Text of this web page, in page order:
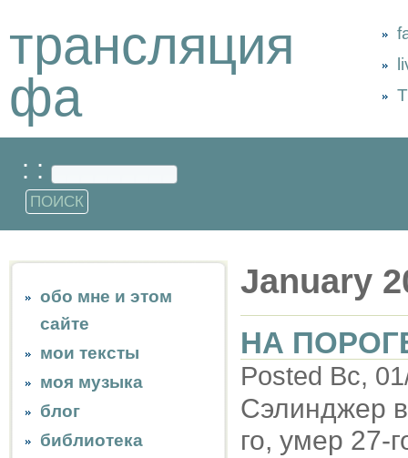
трансляция
фа
: :
обо мне и этом
сайте
мои тексты
моя музыка
блог
библиотека
January
НА
Posted Вс,
Сэлинджер
го, умер 27-